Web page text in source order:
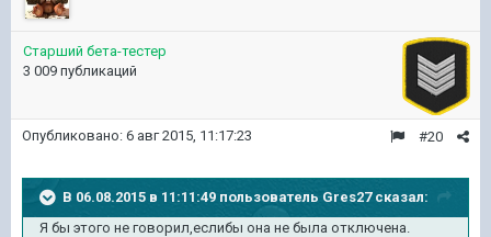
Старший бета-тестер
3 009 публикаций
#20
Опубликовано: 6 авг 2015, 11:17:23
В 06.08.2015 в 11:11:49 пользователь Gres27 сказал:
Я бы этого не говорил,еслибы она не была отключена.